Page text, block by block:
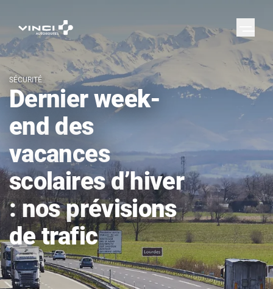
SÉCURITÉ
Dernier week-
end des
vacances
scolaires d’hiver
: nos prévisions
de trafic